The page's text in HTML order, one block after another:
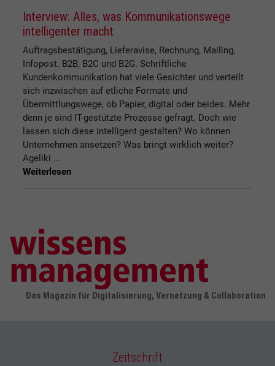
Interview: Alles, was Kommunikationswege
intelligenter macht
Auftragsbestätigung, Lieferavise, Rechnung, Mailing,
Infopost. B2B, B2C und B2G. Schriftliche
Kundenkommunikation hat viele Gesichter und verteilt
sich inzwischen auf etliche Formate und
Übermittlungswege, ob Papier, digital oder beides. Mehr
denn je sind IT-gestützte Prozesse gefragt. Doch wie
lassen sich diese intelligent gestalten? Wo können
Unternehmen ansetzen? Was bringt wirklich weiter?
Ageliki ...
Weiterlesen
Das Magazin für Digitalisierung, Vernetzung & Collaboration
Zeitschrift